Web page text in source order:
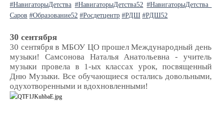
#НавигаторыДетства #НавигаторыДетства52 #НавигаторыДетства_
Саров #Образование52 #Росдетцентр #РДШ #РДШ52
30 сентября
30 сентября в МБОУ ЦО прошел Международный день
музыки! Самсонова Наталья Анатольевна - учитель
музыки провела в 1-ых классах урок, посвященный
Дню Музыки. Все обучающиеся остались довольными,
одухотворенными и вдохновленными!